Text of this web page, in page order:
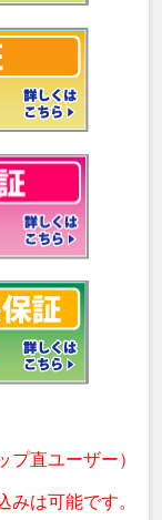
プ直ユーザー）
みは可能です。